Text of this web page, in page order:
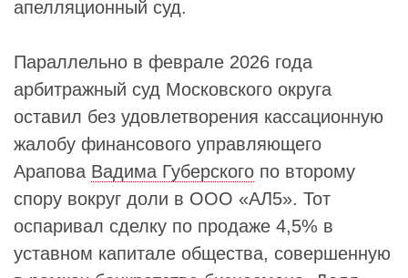
апелляционный суд.
Параллельно в феврале 2026 года
арбитражный суд Московского округа
оставил без удовлетворения кассационную
жалобу финансового управляющего
Арапова Вадима Губерского по второму
спору вокруг доли в ООО «АЛ5». Тот
оспаривал сделку по продаже 4,5% в
уставном капитале общества, совершенную